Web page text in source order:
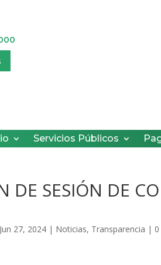
Servicios Públicos
DE SESIÓN DE
Jun 27, 2024 | Noticias, Transparencia |